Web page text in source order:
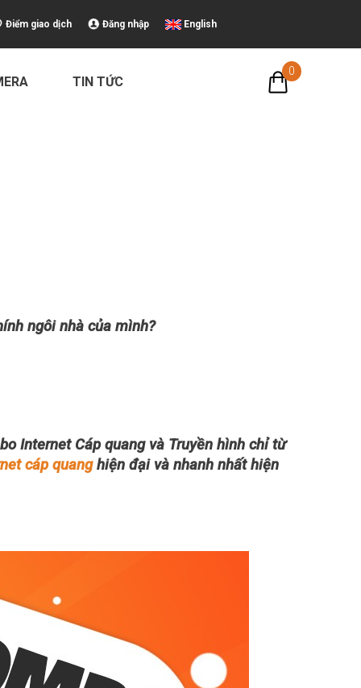
Điểm giao dịch Đăng nhập English
TIN TỨC
0
ngôi nhà của mình?
Internet Cáp quang và Truyền hình chỉ từ
cáp quanghiện đại và nhanh nhất hiện